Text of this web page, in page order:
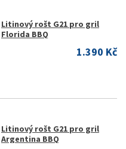
Litinový rošt G21 pro gril
Florida BBQ
1.390 Kč
Litinový rošt G21 pro gril
Argentina BBQ